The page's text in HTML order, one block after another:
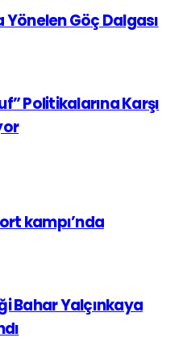
Yönelen Göç Dalgası
Politikalarına Karşı
kampı’nda
Bahar Yalçınkaya